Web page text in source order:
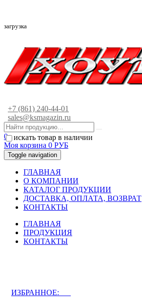
загрузка
+7 (861) 240-44-01
sales@ksmagazin.ru
искать товар в наличии
0
Моя корзина 0 РУБ
Toggle navigation
ГЛАВНАЯ
О КОМПАНИИ
КАТАЛОГ ПРОДУКЦИИ
ДОСТАВКА, ОПЛАТА, ВОЗВРАТ
КОНТАКТЫ
ГЛАВНАЯ
ПРОДУКЦИЯ
КОНТАКТЫ
ИЗБРАННОЕ: